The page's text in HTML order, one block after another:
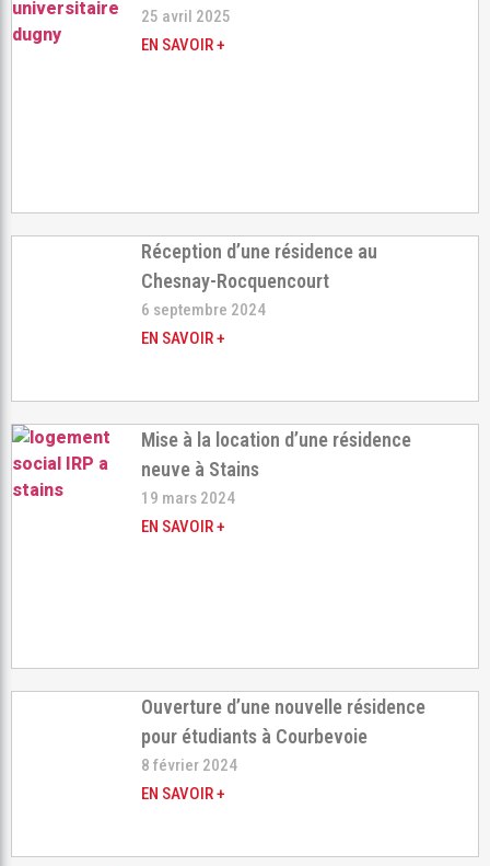
25 avril 2025
EN SAVOIR +
Réception d’une résidence au
Chesnay-Rocquencourt
6 septembre 2024
EN SAVOIR +
Mise à la location d’une résidence
neuve à Stains
19 mars 2024
EN SAVOIR +
Ouverture d’une nouvelle résidence
pour étudiants à Courbevoie
8 février 2024
EN SAVOIR +